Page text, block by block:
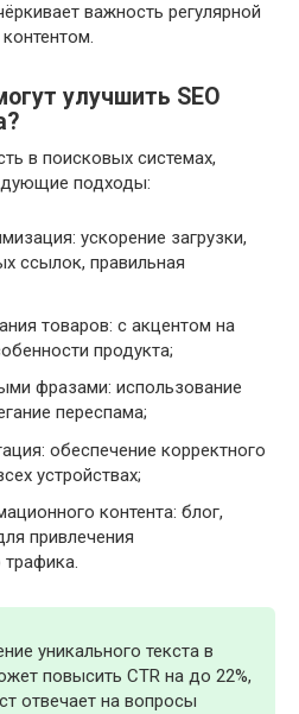
важность регулярной
улучшить SEO
в поисковых системах,
подходы:
ускорение загрузки,
ссылок, правильная
товаров: с акцентом на
продукта;
фразами: использование
переспама;
обеспечение корректного
устройствах;
контента: блог,
привлечения
трафика.
уникального текста в
повысить CTR на до 22%,
отвечает на вопросы